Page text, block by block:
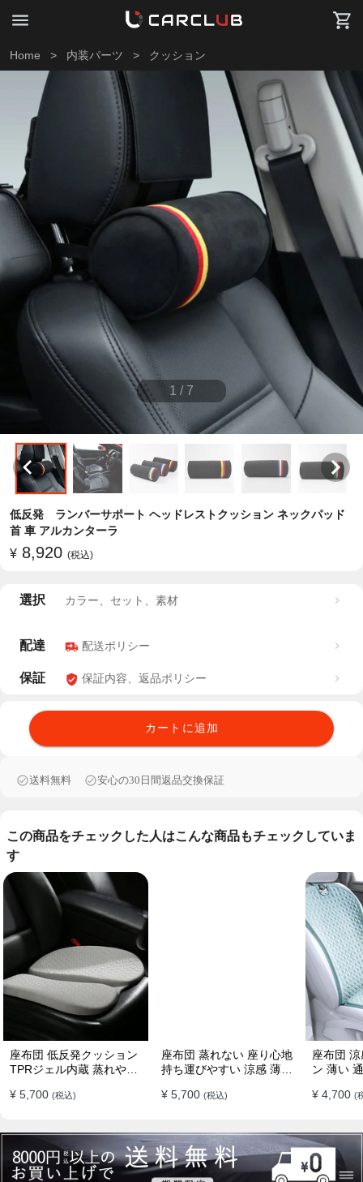
Home > 内装パーツ > クッション
1 / 7
低反発 ランバーサポート ヘッドレストクッション ネックパッド
首 車 アルカンターラ
¥ 8,920 (税込)
選択 カラー、セット、素材
配達 配送ポリシー
保証 保証内容、返品ポリシー
カートに追加
送料無料 安心の30日間返品交換保証
この商品をチェックした人はこんな商品もチェックしていま
す
座布団 低反発クッション
TPRジェル内蔵 蒸れやす
¥ 5,700 (税込)
座布団 蒸れない 座り心地
持ち運びやすい 涼感 薄い
¥ 5,700 (税込)
座布団
ン 薄い
すめ
¥ 4,700 (